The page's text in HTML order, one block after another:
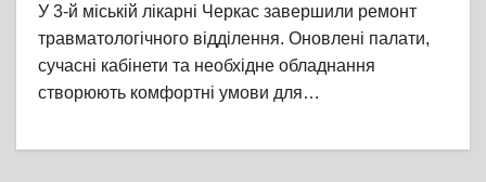
У 3-й міській лікарні Черкас завершили ремонт
травматологічного відділення. Оновлені палати,
сучасні кабінети та необхідне обладнання
створюють комфортні умови для…